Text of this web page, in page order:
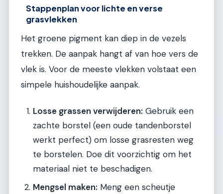
Stappenplan voor lichte en verse
grasvlekken
Het groene pigment kan diep in de vezels
trekken. De aanpak hangt af van hoe vers de
vlek is. Voor de meeste vlekken volstaat een
simpele huishoudelijke aanpak.
Losse grassen verwijderen: Gebruik een
zachte borstel (een oude tandenborstel
werkt perfect) om losse grasresten weg
te borstelen. Doe dit voorzichtig om het
materiaal niet te beschadigen.
Mengsel maken: Meng een scheutje